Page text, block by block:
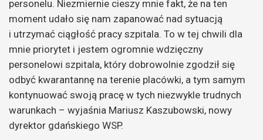
personelu. Niezmiernie cieszy mnie fakt, że na ten
moment udało się nam zapanować nad sytuacją
i utrzymać ciągłość pracy szpitala. To w tej chwili dla
mnie priorytet i jestem ogromnie wdzięczny
personelowi szpitala, który dobrowolnie zgodził się
odbyć kwarantannę na terenie placówki, a tym samym
kontynuować swoją pracę w tych niezwykle trudnych
warunkach – wyjaśnia Mariusz Kaszubowski, nowy
dyrektor gdańskiego WSP.